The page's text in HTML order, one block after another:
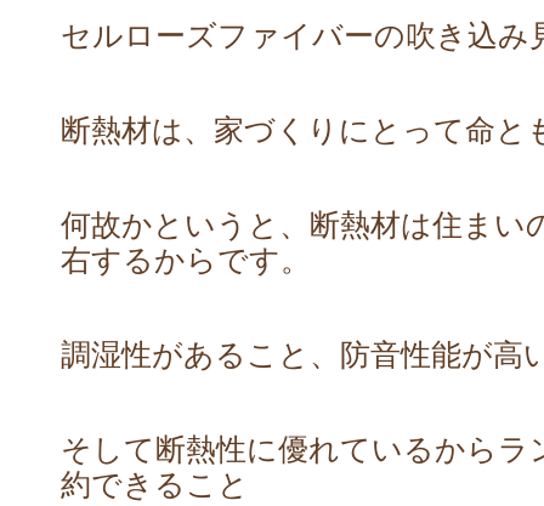
セルローズファイバーの吹き込み
断熱材は、家づくりにとって命と
何故かというと、断熱材は住まい
右するからです。
調湿性があること、防音性能が高
そして断熱性に優れているから
約できること